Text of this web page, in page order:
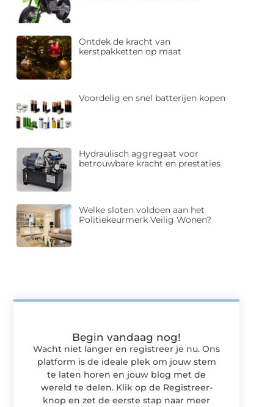
Ontdek de kracht van
kerstpakketten op maat
Voordelig en snel batterijen kopen
Hydraulisch aggregaat voor
betrouwbare kracht en prestaties
Welke sloten voldoen aan het
Politiekeurmerk Veilig Wonen?
Begin vandaag nog!
Wacht niet langer en registreer je nu. Ons
platform is de ideale plek om jouw stem
te laten horen en jouw blog met de
wereld te delen. Klik op de Registreer-
knop en zet de eerste stap naar meer